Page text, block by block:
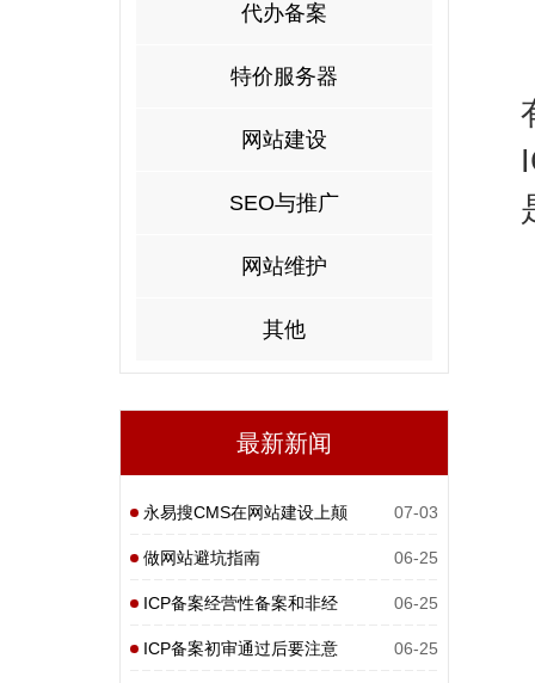
代办备案
特价服务器
网站建设
SEO与推广
网站维护
其他
最新新闻
永易搜CMS在网站建设上颠
覆性
07-03
做网站避坑指南 06-25
ICP备案经营性备案和非经
营性
06-25
ICP备案初审通过后要注意 06-25